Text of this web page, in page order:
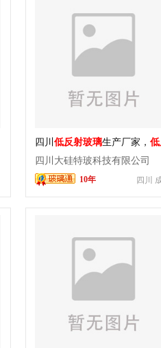
四川 低反射玻璃生产厂家，
射玻璃价格
四川大硅特玻科技有限公司
四川
10年